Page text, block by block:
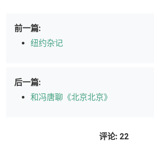
前一篇:
纽约杂记
后一篇:
和冯唐聊《北京北京》
评论: 22